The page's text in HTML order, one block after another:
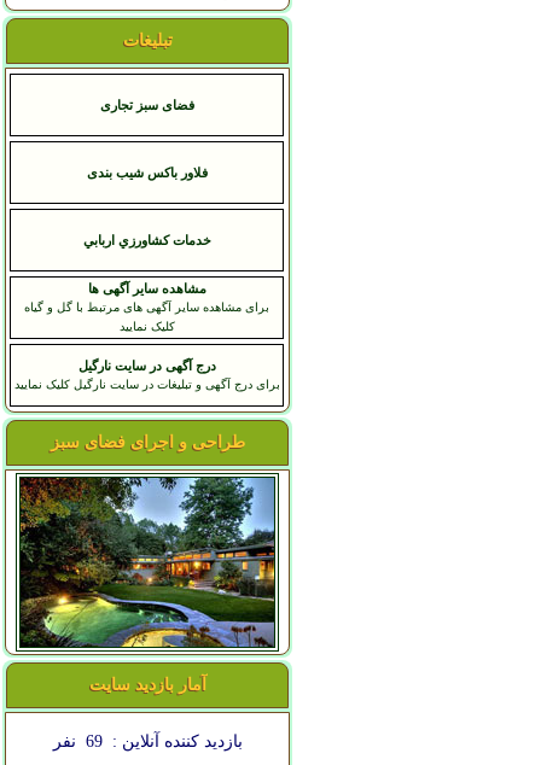
تبلیغات
فضای سبز تجاری
فلاور باکس شیب بندی
خدمات کشاورزي اربابي
مشاهده سایر آگهی ها
برای مشاهده سایر آگهی های مرتبط با گل و گیاه
کلیک نمایید
درج آگهی در سایت نارگیل
برای درج آگهی و تبلیغات در سایت نارگیل کلیک نمایید
طراحی و اجرای فضای سبز
آمار بازدید سایت
بازدید کننده آنلاین : 69 نفر